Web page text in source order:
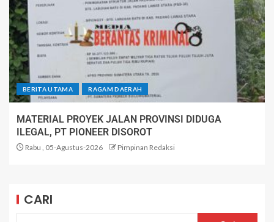
BERITA UTAMA RAGAM DAERAH
MATERIAL PROYEK JALAN PROVINSI DIDUGA
ILEGAL, PT PIONEER DISOROT
Rabu , 05-Agustus-2026 Pimpinan Redaksi
CARI